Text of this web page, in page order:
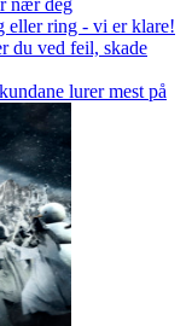
nær deg
eller ring - vi er klare!
du ved feil, skade
lurer mest på